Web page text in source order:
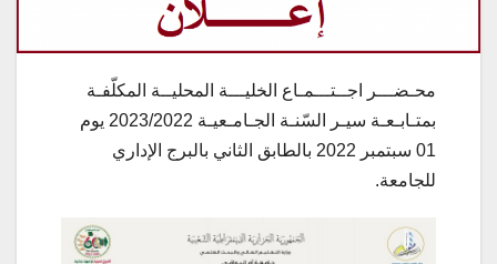
محـضـــر اجــتـــمـاع الخليـــة المحليــة المكلّفـة
بمتـابـعـة سيـر السّنـة الجـامـعيـة 2023/2022 يوم
01 سبتمبر 2022 بالطابق الثاني بالبرج الإداري
للجامعة.